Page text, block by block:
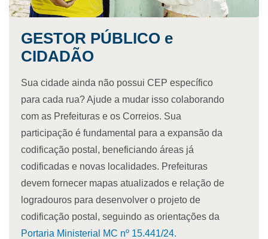
(localidade) integrante da codificação postal do
GESTOR PÚBLICO e
CIDADÃO
Sua cidade ainda não possui CEP específico
para cada rua? Ajude a mudar isso colaborando
com as Prefeituras e os Correios. Sua
participação é fundamental para a expansão da
codificação postal, beneficiando áreas já
codificadas e novas localidades. Prefeituras
devem fornecer mapas atualizados e relação de
logradouros para desenvolver o projeto de
codificação postal, seguindo as orientações da
Portaria Ministerial MC nº 15.441/24.